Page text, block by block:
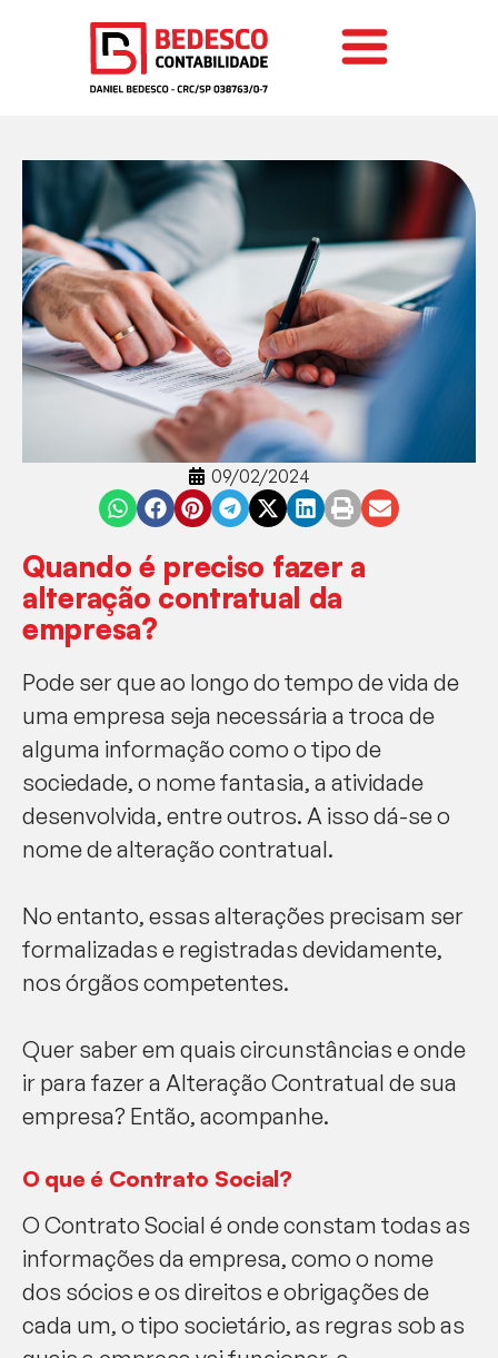
09/02/2024
Quando é preciso fazer a
alteração contratual da
empresa?
Pode ser que ao longo do tempo de vida de
uma empresa seja necessária a troca de
alguma informação como o tipo de
sociedade, o nome fantasia, a atividade
desenvolvida, entre outros. A isso dá-se o
nome de alteração contratual.
No entanto, essas alterações precisam ser
formalizadas e registradas devidamente,
nos órgãos competentes.
Quer saber em quais circunstâncias e onde
ir para fazer a Alteração Contratual de sua
empresa? Então, acompanhe.
O que é Contrato Social?
O Contrato Social é onde constam todas as
informações da empresa, como o nome
dos sócios e os direitos e obrigações de
cada um, o tipo societário, as regras sob as